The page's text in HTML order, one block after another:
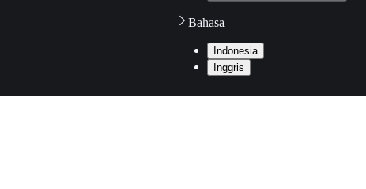
Bahasa
Indonesia
Inggris